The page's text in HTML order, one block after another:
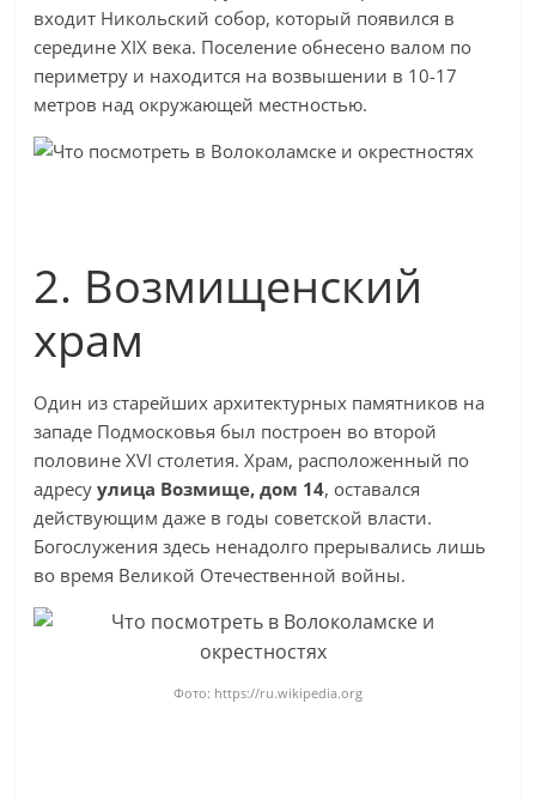
входит Никольский собор, который появился в
середине XIX века. Поселение обнесено валом по
периметру и находится на возвышении в 10-17
метров над окружающей местностью.
2. Возмищенский
храм
Один из старейших архитектурных памятников на
западе Подмосковья был построен во второй
половине XVI столетия. Храм, расположенный по
адресуулица Возмище, дом 14, оставался
действующим даже в годы советской власти.
Богослужения здесь ненадолго прерывались лишь
во время Великой Отечественной войны.
Фото: https://ru.wikipedia.org